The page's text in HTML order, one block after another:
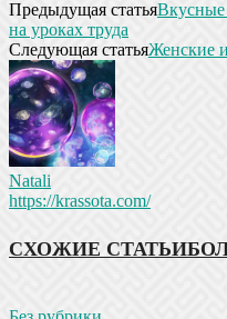
Предыдущая статьяВкусные
на уроках труда
Следующая статьяЖенские
Natali
https://krassota.com/
СХОЖИЕ СТАТЬИ